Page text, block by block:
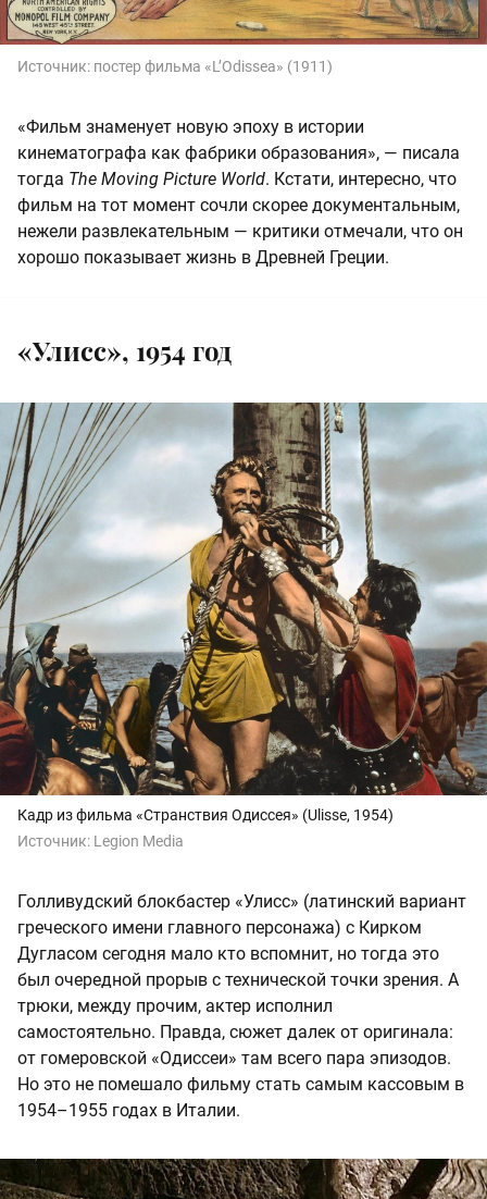
Источник: постер фильма «L’Odissea» (1911)
«Фильм знаменует новую эпоху в истории
кинематографа как фабрики образования», — писала
тогда The Moving Picture World. Кстати, интересно, что
фильм на тот момент сочли скорее документальным,
нежели развлекательным — критики отмечали, что он
хорошо показывает жизнь в Древней Греции.
«Улисс», 1954 год
Кадр из фильма «Странствия Одиссея» (Ulisse, 1954)
Источник: Legion Media
Голливудский блокбастер «Улисс» (латинский вариант
греческого имени главного персонажа) с Кирком
Дугласом сегодня мало кто вспомнит, но тогда это
был очередной прорыв с технической точки зрения. А
трюки, между прочим, актер исполнил
самостоятельно. Правда, сюжет далек от оригинала:
от гомеровской «Одиссеи» там всего пара эпизодов.
Но это не помешало фильму стать самым кассовым в
1954–1955 годах в Италии.